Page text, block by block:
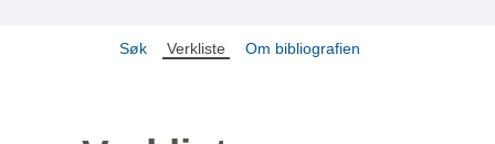
Søk Verkliste Om bibliografien